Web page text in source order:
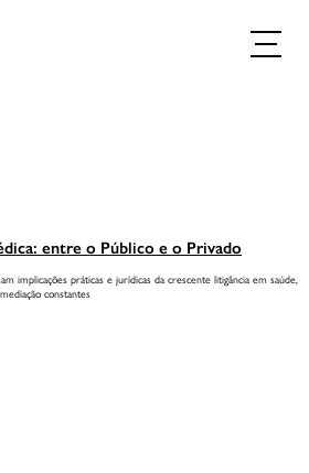
entre o Público e o Privado
implicações práticas e jurídicas da crescente litigância em saúde,
constantes